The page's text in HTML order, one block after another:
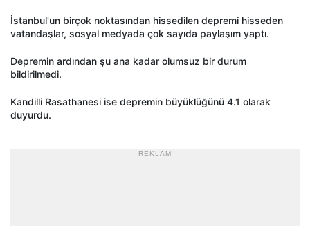
İstanbul'un birçok noktasından hissedilen depremi hisseden
vatandaşlar, sosyal medyada çok sayıda paylaşım yaptı.
Depremin ardından şu ana kadar olumsuz bir durum
bildirilmedi.
Kandilli Rasathanesi ise depremin büyüklüğünü 4.1 olarak
duyurdu.
- REKLAM -